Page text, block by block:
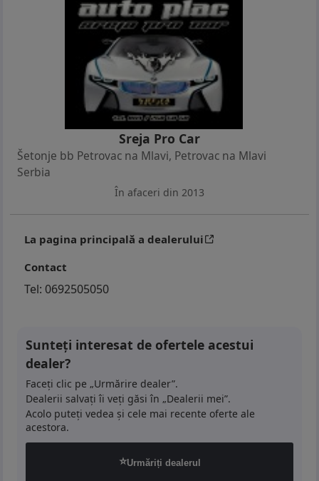
auto-električara, gde se svi uočeni nedostaci
otklanjaju i popravljaju a kupac dobija sigurno i
provereno vozilo za učešće u saobraćaju..
Ide na ime kupca tj. Plaćena carina, porez i POTVRDA
AUTO-MOTO SAVEZA... Kupcu ostaje samo
registracija koju završava istog dana... Gratis prevoz
do najbližeg Tehničkog Pregleda za probne table ili
registraciju, kao i pomoć pri vađenju istih..
Cena u zameni je 5.300e.
Svi podaci u ovom oglasu dati su u najboljoj nameri i
za potpunu tačnost ili ažurnost svih informacija o
vozilu i opremi. Kupac je dužan da samostalno
greške u oglasu niti za bilo kakvu štetu nastalu
korišćenjem dostavljenih informacija.
Sreja Pro Car
Šetonje bb Petrovac na Mlavi, Petrovac na Mlavi
Serbia
În afaceri din 2013
La pagina principală a dealerului
Contact
Tel: 0692505050
Sunteți interesat de ofertele acestui
dealer?
Faceți clic pe „Urmărire dealer”.
Dealerii salvați îi veți găsi în „Dealerii mei”.
Acolo puteți vedea și cele mai recente oferte ale
acestora.
⭐Urmăriți dealerul